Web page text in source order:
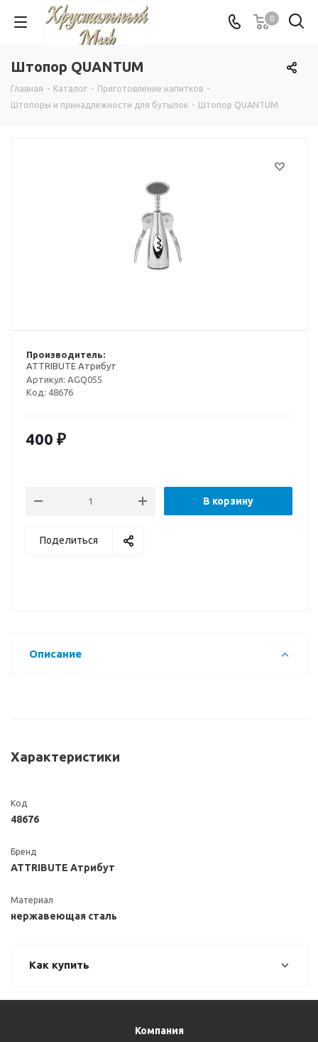
0
Штопор QUANTUM
Главная - Каталог - Приготовление напитков -
Штопоры и принадлежности для бутылок - Штопор QUANTUM
Производитель:
ATTRIBUTE Атрибут
Артикул: AGQ055
Код: 48676
400 ₽
В корзину
Поделиться
Описание
Характеристики
Код
48676
Бренд
ATTRIBUTE Атрибут
Материал
нержавеющая сталь
Как купить
Компания